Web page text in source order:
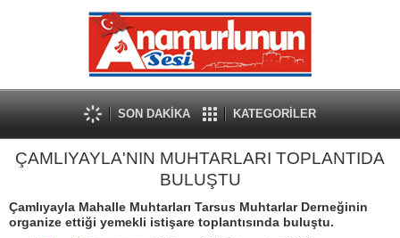
SON DAKİKA KATEGORİLER
ÇAMLIYAYLA'NIN MUHTARLARI TOPLANTIDA
BULUŞTU
Çamlıyayla Mahalle Muhtarları Tarsus Muhtarlar Derneğinin
organize ettiği yemekli istişare toplantısında buluştu.